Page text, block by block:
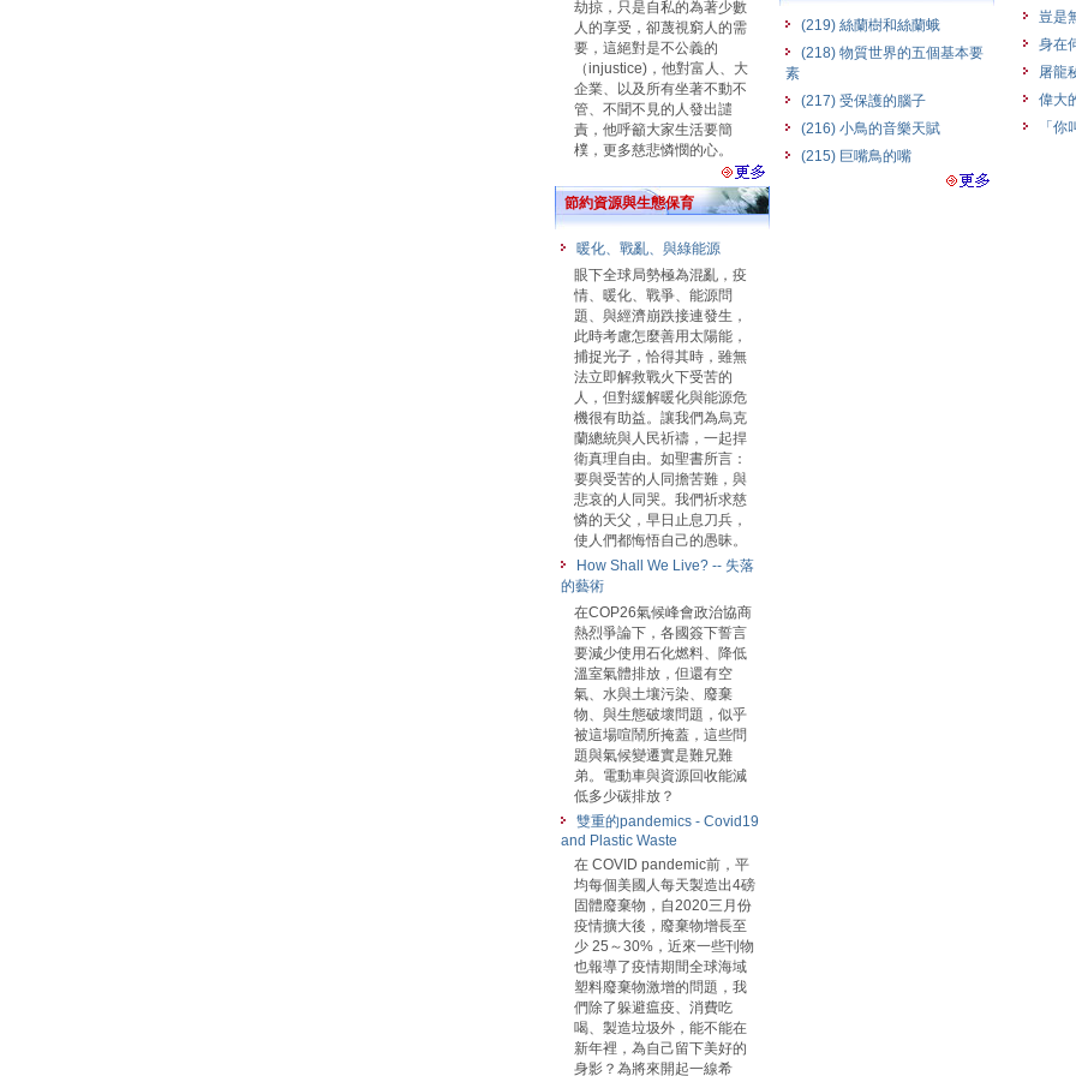
劫掠，只是自私的為著少數
人的享受，卻蔑視窮人的需
要，這絕對是不公義的
（injustice)，他對富人、大
企業、以及所有坐著不動不
管、不聞不見的人發出譴
責，他呼籲大家生活要簡
樸，更多慈悲憐憫的心。
節約資源與生態保育
暖化、戰亂、與綠能源
眼下全球局勢極為混亂，疫
情、暖化、戰爭、能源問
題、與經濟崩跌接連發生，
此時考慮怎麼善用太陽能，
捕捉光子，恰得其時，雖無
法立即解救戰火下受苦的
人，但對緩解暖化與能源危
機很有助益。讓我們為烏克
蘭總統與人民祈禱，一起捍
衛真理自由。如聖書所言：
要與受苦的人同擔苦難，與
悲哀的人同哭。我們祈求慈
憐的天父，早日止息刀兵，
使人們都悔悟自己的愚昧。
How Shall We Live? -- 失落
的藝術
在COP26氣候峰會政治協商
熱烈爭論下，各國簽下誓言
要減少使用石化燃料、降低
溫室氣體排放，但還有空
氣、水與土壤污染、廢棄
物、與生態破壞問題，似乎
被這場喧鬧所掩蓋，這些問
題與氣候變遷實是難兄難
弟。電動車與資源回收能減
低多少碳排放？
雙重的pandemics - Covid19
and Plastic Waste
在 COVID pandemic前，平
均每個美國人每天製造出4磅
固體廢棄物，自2020三月份
疫情擴大後，廢棄物增長至
少 25～30%，近來一些刊物
也報導了疫情期間全球海域
塑料廢棄物激增的問題，我
們除了躲避瘟疫、消費吃
喝、製造垃圾外，能不能在
新年裡，為自己留下美好的
身影？為將來開起一線希
(219) 絲蘭樹和絲蘭蛾
(218) 物質世界的五個基本要
素
(217) 受保護的腦子
(216) 小鳥的音樂天賦
(215) 巨嘴鳥的嘴
豈是
身在
屠龍
偉大
「你